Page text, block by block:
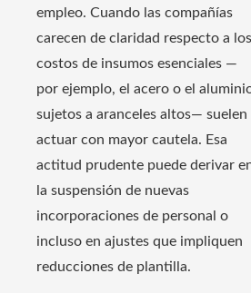
empleo. Cuando las compañías
carecen de claridad respecto a los
costos de insumos esenciales —
por ejemplo, el acero o el
sujetos a aranceles altos— suelen
actuar con mayor cautela. Esa
actitud prudente puede derivar
la suspensión de nuevas
incorporaciones de personal o
incluso en ajustes que impliquen
reducciones de plantilla.